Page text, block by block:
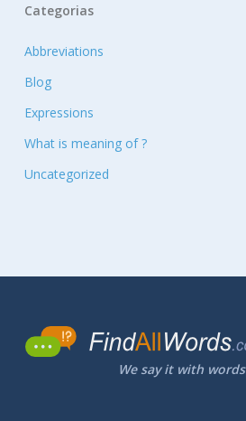
Categorias
Abbreviations
Blog
Expressions
What is meaning of ?
Uncategorized
We say it with words